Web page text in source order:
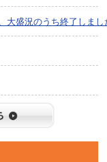
大盛況のうち終了しまし